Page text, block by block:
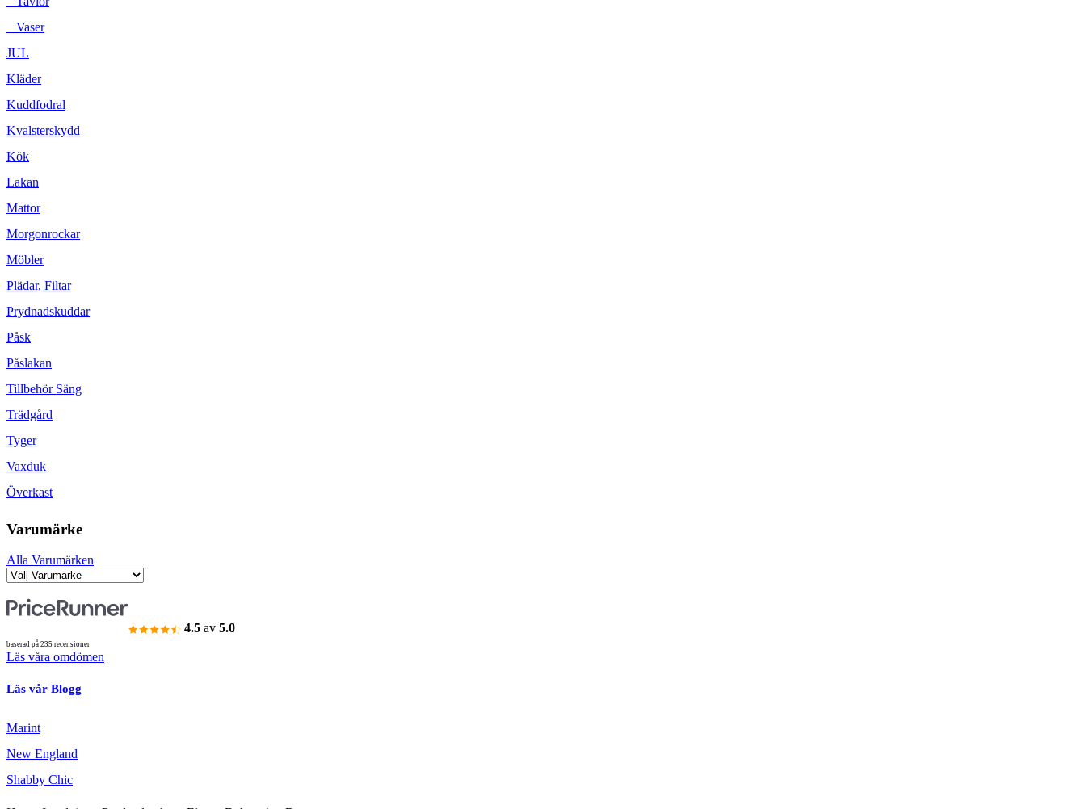
Vaser
JUL
Kläder
Kuddfodral
Kvalsterskydd
Kök
Lakan
Mattor
Morgonrockar
Möbler
Plädar, Filtar
Prydnadskuddar
Påsk
Påslakan
Tillbehör Säng
Trädgård
Tyger
Vaxduk
Överkast
Varumärke
Alla Varumärken
4.5 av 5.0
baserad på 235 recensioner
Läs våra omdömen
Läs vår Blogg
Marint
New England
Shabby Chic